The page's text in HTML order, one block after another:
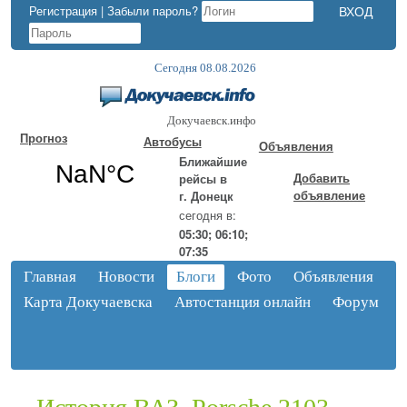
Регистрация | Забыли пароль?
Сегодня 08.08.2026
Докучаевск.инфо
Прогноз
Автобусы
Ближайшие
рейсы в
г. Донецк
сегодня в:
05:30; 06:10;
07:35
Объявления
Добавить
объявление
Главная Новости Блоги Фото
Объявления
Карта Докучаевска
Автостанция онлайн Форум